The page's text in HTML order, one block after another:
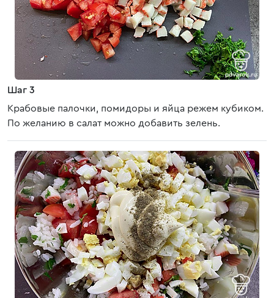
Шаг 3
Крабовые палочки, помидоры и яйца режем кубиком.
По желанию в салат можно добавить зелень.